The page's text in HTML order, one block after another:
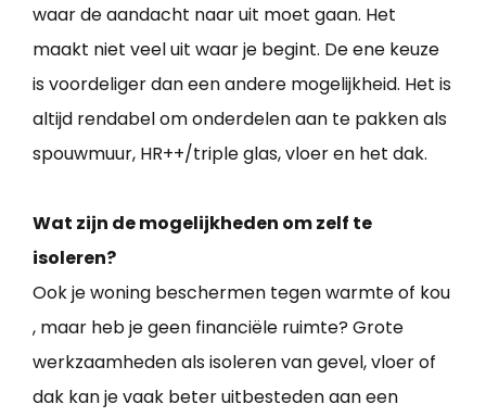
waar de aandacht naar uit moet gaan. Het
maakt niet veel uit waar je begint. De ene keuze
is voordeliger dan een andere mogelijkheid. Het is
altijd rendabel om onderdelen aan te pakken als
spouwmuur, HR++/triple glas, vloer en het dak.
Wat zijn de mogelijkheden om zelf te
isoleren?
Ook je woning beschermen tegen warmte of kou
, maar heb je geen financiële ruimte? Grote
werkzaamheden als isoleren van gevel, vloer of
dak kan je vaak beter uitbesteden aan een